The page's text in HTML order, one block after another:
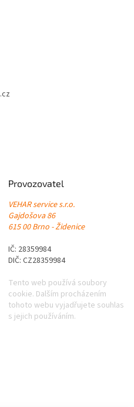
Provozovatel
VEHAR service s.r.o.
Gajdošova 86
615 00 Brno - Židenice
IČ: 28359984
DIČ: CZ28359984
Tento web používá soubory
cookie. Dalším procházením
tohoto webu vyjadřujete souhlas
s jejich používáním.